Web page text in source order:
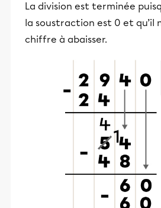
La division est terminée
la soustraction est 0 et qu’il
chiffre à abaisser.